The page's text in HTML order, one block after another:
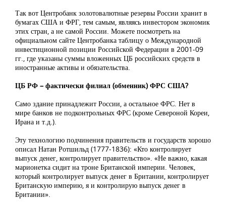
Так вот Центробанк золотовалютные резервы России хранит в
бумагах США и ФРГ, тем самым, являясь инвестором экономик
этих стран, а не самой России. Можете посмотреть на
официальном сайте Центробанка таблицу о Международной
инвестиционной позиции Российской Федерации в 2001-09
гг., где указаны суммы вложенных ЦБ российских средств в
иностранные активы и обязательства.
ЦБ РФ – фактически филиал (обменник) ФРС США?
Само здание принадлежит России, а остальное ФРС. Нет в
мире банков не подконтрольных ФРС (кроме Североной Кореи,
Ирана и т.д.).
Эту технологию подчинения правительств и государств хорошо
описал Натан Ротшильд (1777-1836): «Кто контролирует
выпуск денег, контролирует правительство». «Не важно, какая
марионетка сидит на троне Британской империи. Человек,
который контролирует выпуск денег в Британии, контролирует
Британскую империю, я и контролирую выпуск денег в
Британии».